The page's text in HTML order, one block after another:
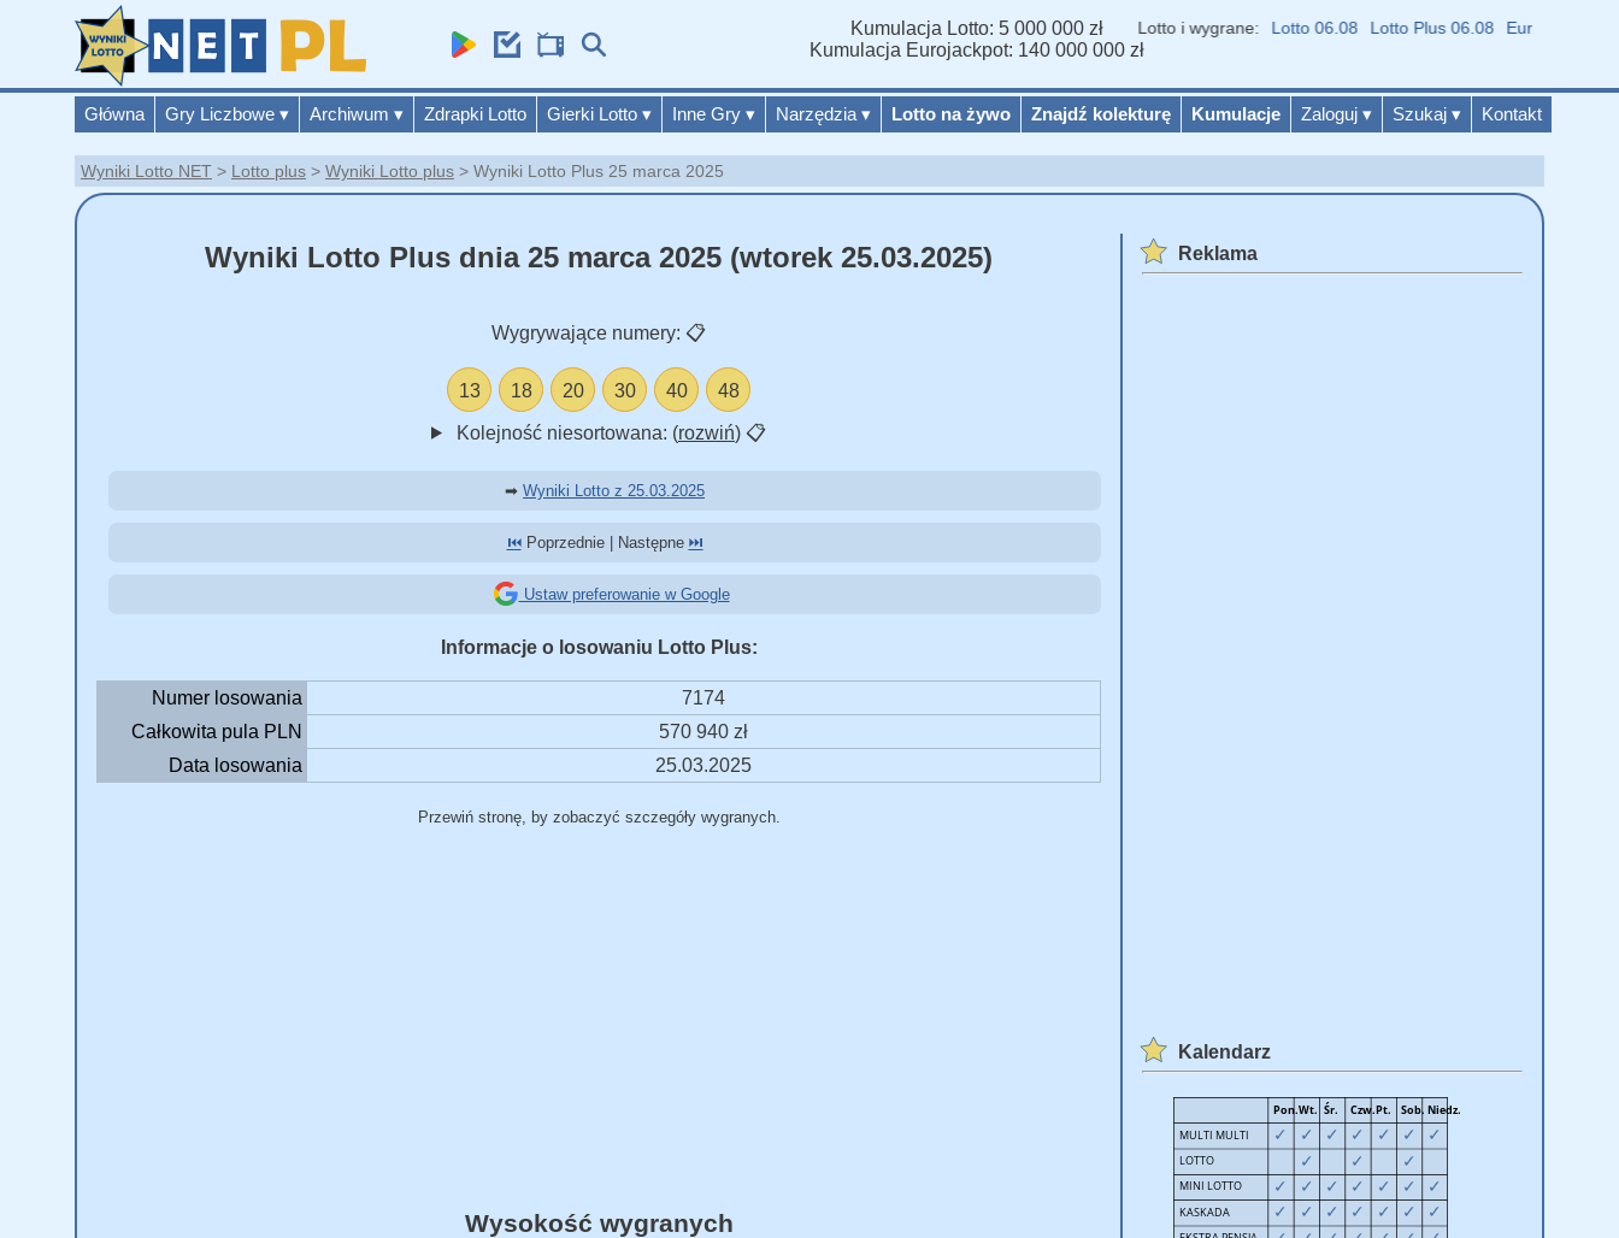
Główna Gry Liczbowe ▾ Archiwum ▾ Zdrapki Lotto Gierki Lotto ▾ Inne Gry ▾ Narzędzia ▾ Lotto na żywo Znajdź kolekturę Kumulacje Zaloguj ▾ Szukaj ▾ Kontakt
Kumulacja Lotto: 5 000 000 zł
Kumulacja Eurojackpot: 140 000 000 zł
Wyniki Lotto i wygrane: Lotto 06.08 Lotto Plus 06.08 Eurojackpot 04.08
Wyniki Lotto NET Lotto plus Wyniki Lotto plus Wyniki Lotto Plus 25 marca 2025
Wyniki Lotto Plus dnia 25 marca 2025 (wtorek 25.03.2025)
Wygrywające numery: 📋
13 18 20 30 40 48
Kolejność niesortowana: (rozwiń) 📋
➡ Wyniki Lotto z 25.03.2025
⏮️Poprzednie | Następne ⏭️
Ustaw preferowanie w Google
Informacje o losowaniu Lotto Plus:
Numer losowania
7174
Całkowita pula PLN
570 940 zł
Data losowania
25.03.2025
Przewiń stronę, by zobaczyć szczegóły wygranych.
Wysokość wygranych
Reklama
Kalendarz